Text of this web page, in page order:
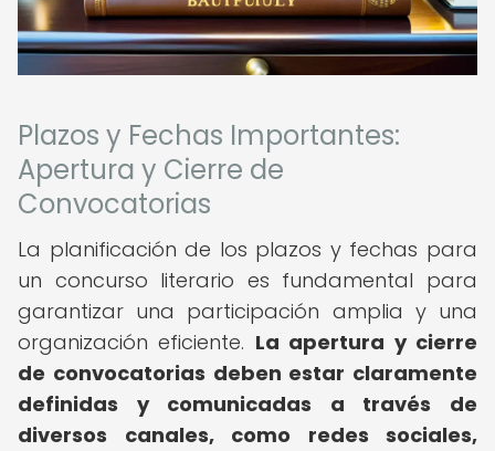
Plazos y Fechas Importantes:
Apertura y Cierre de
Convocatorias
La planificación de los plazos y fechas para
un concurso literario es fundamental para
garantizar una participación amplia y una
organización eficiente. La apertura y cierre
de convocatorias deben estar claramente
definidas y comunicadas a través de
diversos canales, como redes sociales,